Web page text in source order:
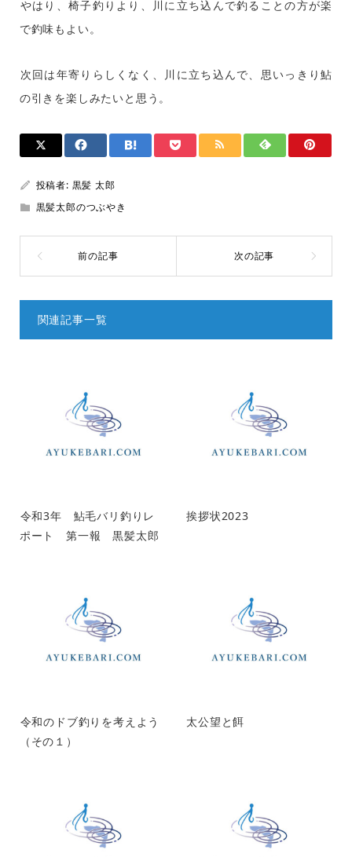
やはり、椅子釣りより、川に立ち込んで釣ることの方が楽
で釣味もよい。
次回は年寄りらしくなく、川に立ち込んで、思いっきり鮎
の引きを楽しみたいと思う。
投稿者: 黒髪 太郎
黒髪太郎のつぶやき
関連記事一覧
令和3年 鮎毛バリ釣りレ
ポート 第一報 黒髪太郎
挨拶状2023
令和のドブ釣りを考えよう
（その１）
太公望と餌